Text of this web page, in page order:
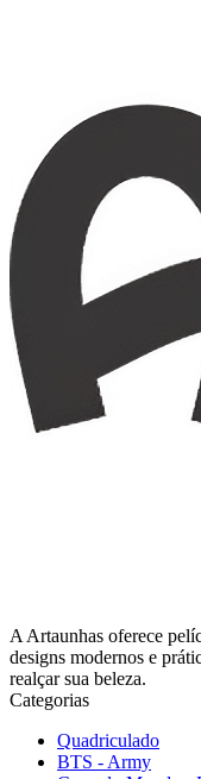
A Artaunhas oferece
designs modernos e
realçar sua beleza.
Categorias
Quadriculado
BTS - Army